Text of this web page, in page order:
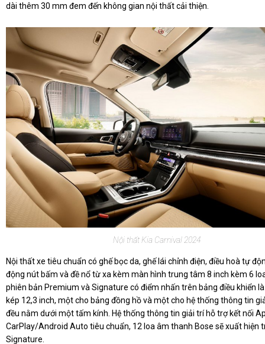
dài thêm 30 mm đem đến không gian nội thất cải thiện.
Nội thất Kia Carnival 2024
Nội thất xe tiêu chuẩn có ghế bọc da, ghế lái chỉnh điện, điều hoà tự
động nút bấm và đề nổ từ xa kèm màn hình trung tâm 8 inch kèm 6
phiên bản Premium và Signature có điểm nhấn trên bảng điều khiển
kép 12,3 inch, một cho bảng đồng hồ và một cho hệ thống thông tin
đều nằm dưới một tấm kính. Hệ thống thông tin giải trí hỗ trợ kết nối
CarPlay/Android Auto tiêu chuẩn, 12 loa âm thanh Bose sẽ xuất hiện
Signature.